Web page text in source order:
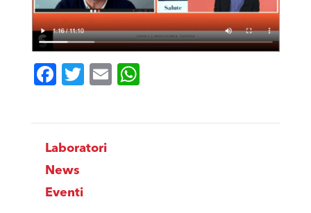
Facebook
Twitter
Email
Laboratori
News
Eventi